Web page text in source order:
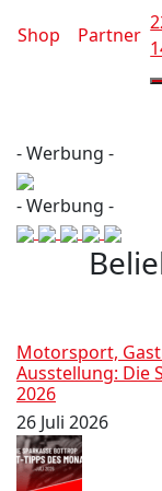
Shop Partner
- Werbung -
- Werbung -
Motorsport,
Ausstellung: Die
2026
26 Juli 2026